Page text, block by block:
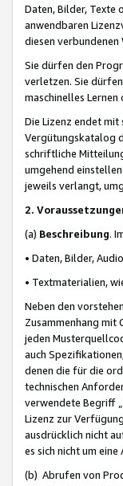
Daten, Bilder, Texte
anwendbaren
diesen
Sie dürfen den
verletzen. Sie
maschinelles
Die Lizenz endet
Vergütungskatalog
schriftliche
umgehend
jeweils verlangt,
2.
(a) Beschreibung.
• Daten, Bilder,
• Textmaterialien,
Neben den
Zusammenhang mit
jeden
auch
denen die für die
technischen
verwendete Begriff
Lizenz zur
ausdrücklich nicht
es sich nicht um
(b) Abrufen von